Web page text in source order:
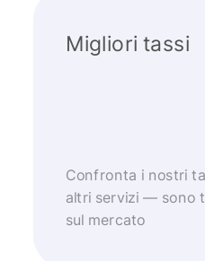
Migliori tassi
Confronta i nostri
altri servizi — sono
sul mercato